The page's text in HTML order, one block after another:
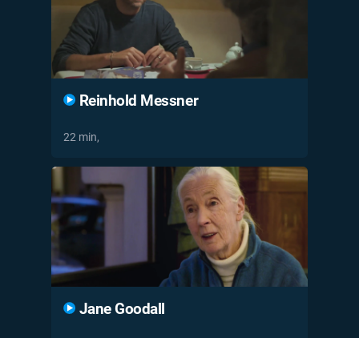
Reinhold Messner
22 min,
Jane Goodall